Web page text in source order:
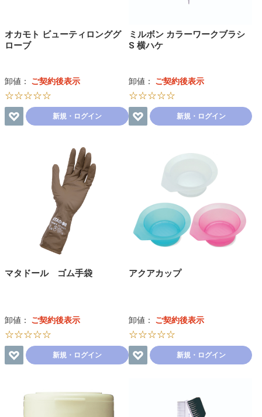
オカモト ビューティロンググ
ローブ
卸値： ご契約後表示
☆☆☆☆☆
新規・ログイン
ミルボン カラーワークブラシ
S 横ハケ
卸値： ご契約後表示
☆☆☆☆☆
新規・ログイン
マタドール ゴム手袋
卸値： ご契約後表示
☆☆☆☆☆
新規・ログイン
アクアカップ
卸値： ご契約後表示
☆☆☆☆☆
新規・ログイン